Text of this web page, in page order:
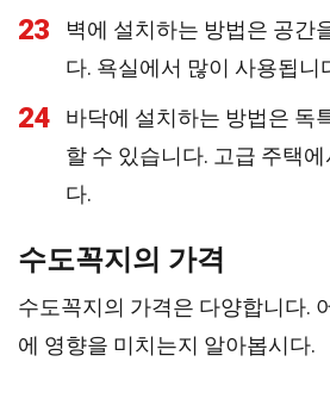
23
벽에 설치하는 방법은 공간
다. 욕실에서 많이 사용됩니
24
바닥에 설치하는 방법은 독
할 수 있습니다. 고급 주택
다.
수도꼭지의 가격
수도꼭지의 가격은 다양합니다.
에 영향을 미치는지 알아봅시다.